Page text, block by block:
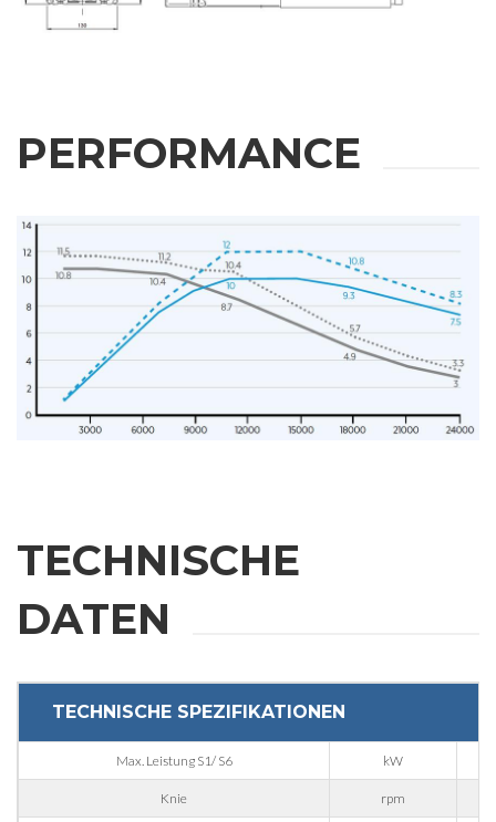
WEITERE
PERFORMANCE
TECHNISCHE
DATEN
TECHNISCHE SPEZIFIKATIONEN
Max. Leistung S1/ S6 kW
Knie rpm